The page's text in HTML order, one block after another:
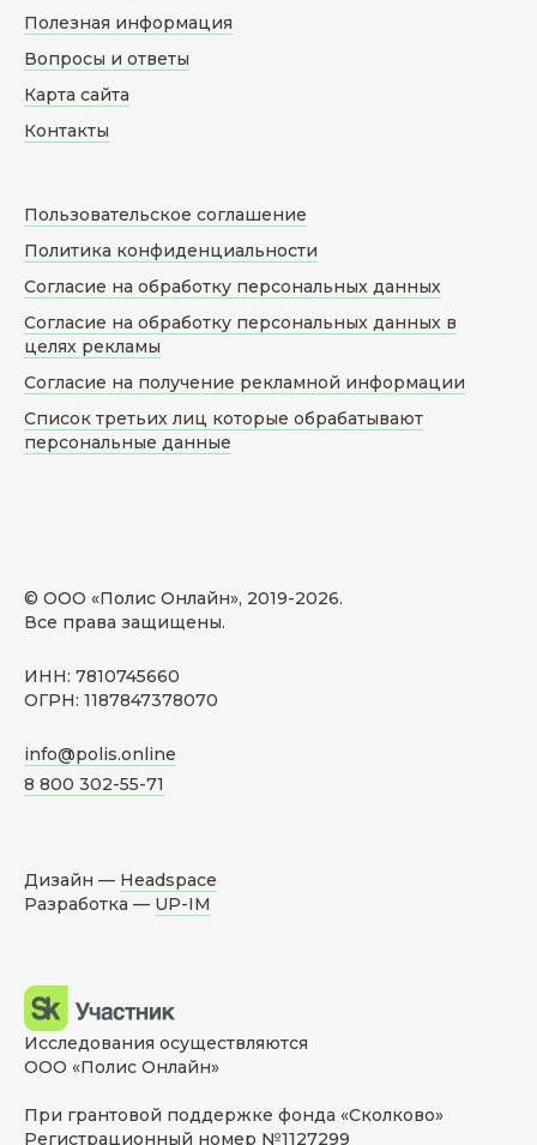
© ООО «Полис Онлайн», 2019-2026.
Все права защищены.
ИНН: 7810745660
ОГРН: 1187847378070
info@polis.online
8 800 302-55-71
Полезная информация
Вопросы и ответы
Карта сайта
Контакты
Пользовательское соглашение
Политика конфиденциальности
Согласие на обработку персональных данных
Согласие на обработку персональных данных в
целях рекламы
Согласие на получение рекламной информации
Список третьих лиц которые обрабатывают
персональные данные
Дизайн — Headspace
Разработка — UP-IM
Исследования осуществляются
ООО «Полис Онлайн»
При грантовой поддержке фонда «Сколково»
Регистрационный номер №1127299